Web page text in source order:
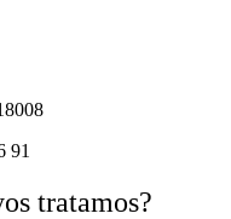
91
tratamos?